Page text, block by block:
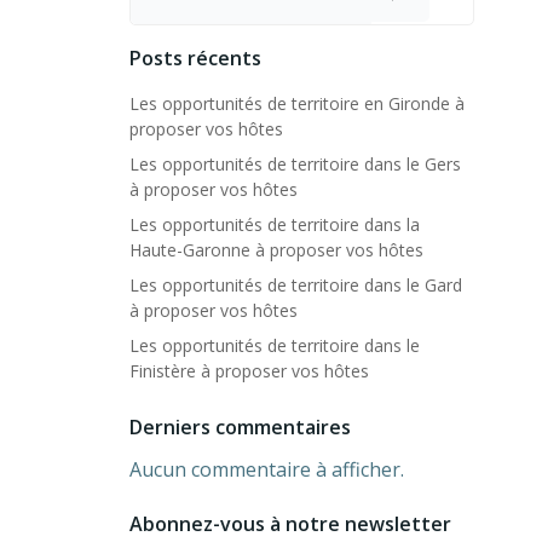
Posts récents
Les opportunités de territoire en Gironde à
proposer vos hôtes
Les opportunités de territoire dans le Gers
à proposer vos hôtes
Les opportunités de territoire dans la
Haute-Garonne à proposer vos hôtes
Les opportunités de territoire dans le Gard
à proposer vos hôtes
Les opportunités de territoire dans le
Finistère à proposer vos hôtes
Derniers commentaires
Aucun commentaire à afficher.
Abonnez-vous à notre newsletter